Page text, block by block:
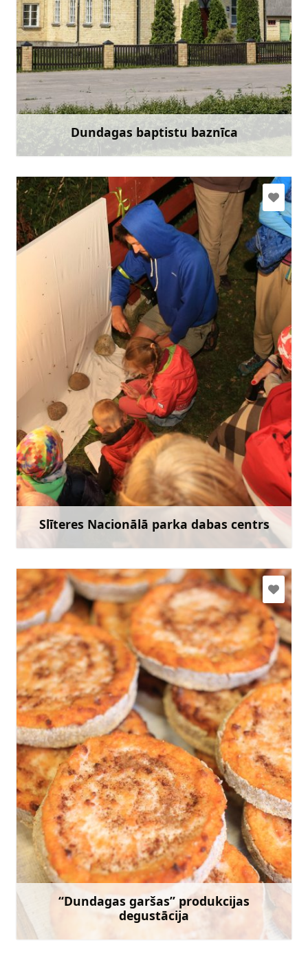
Dundagas baptistu baznīca
+371 29174844
Doties
Uzzināt vairāk
Slīteres Nacionālā parka dabas centrs
slitere@daba.gov.lv
+371 26424972
Doties
Uzzināt vairāk
“Dundagas garšas” produkcijas
degustācija
dundagas.garsas@gmail.com
+371 26338797